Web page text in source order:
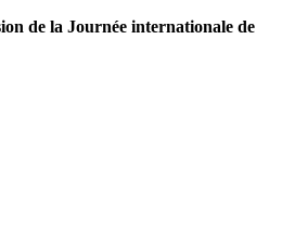
de la Journée internationale de